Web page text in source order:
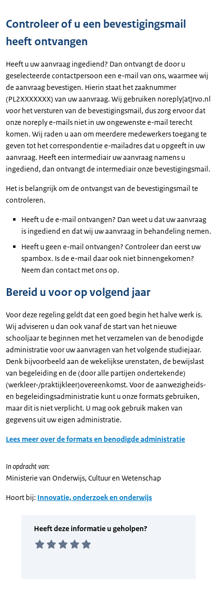
Controleer of u een bevestigingsmail
heeft ontvangen
Heeft u uw aanvraag ingediend? Dan ontvangt de door u
geselecteerde contactpersoon een e-mail van ons, waarmee wij
de aanvraag bevestigen. Hierin staat het zaaknummer
(PL2XXXXXXX) van uw aanvraag. Wij gebruiken noreply[at]rvo.nl
voor het versturen van de bevestigingsmail, dus zorg ervoor dat
onze noreply e-mails niet in uw ongewenste e-mail terecht
komen. Wij raden u aan om meerdere medewerkers toegang te
geven tot het correspondentie e-mailadres dat u opgeeft in uw
aanvraag. Heeft een intermediair uw aanvraag namens u
ingediend, dan ontvangt de intermediair onze bevestigingsmail.
Het is belangrijk om de ontvangst van de bevestigingsmail te
controleren.
Heeft u de e-mail ontvangen? Dan weet u dat uw aanvraag
is ingediend en dat wij uw aanvraag in behandeling nemen.
Heeft u geen e-mail ontvangen? Controleer dan eerst uw
spambox. Is de e-mail daar ook niet binnengekomen?
Neem dan contact met ons op.
Bereid u voor op volgend jaar
Voor deze regeling geldt dat een goed begin het halve werk is.
Wij adviseren u dan ook vanaf de start van het nieuwe
schooljaar te beginnen met het verzamelen van de benodigde
administratie voor uw aanvragen van het volgende studiejaar.
Denk bijvoorbeeld aan de wekelijkse urenstaten, de bewijslast
van begeleiding en de (door alle partijen ondertekende)
(werkleer-/praktijkleer)overeenkomst. Voor de aanwezigheids-
en begeleidingsadministratie kunt u onze formats gebruiken,
maar dit is niet verplicht. U mag ook gebruik maken van
gegevens uit uw eigen administratie.
Lees meer over de formats en benodigde administratie
In opdracht van:
Ministerie van Onderwijs, Cultuur en Wetenschap
Hoort bij: Innovatie, onderzoek en onderwijs